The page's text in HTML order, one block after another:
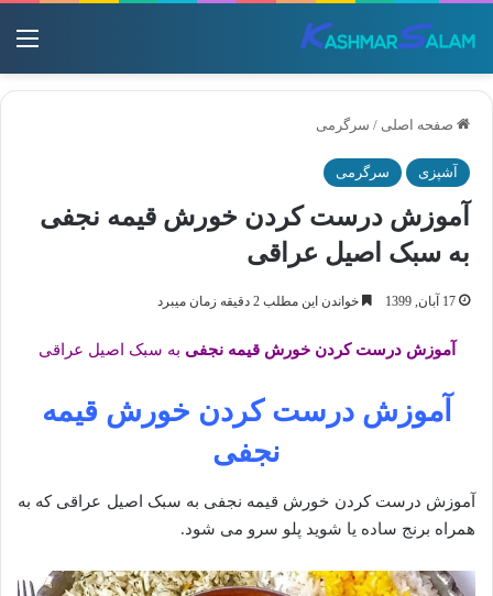
صفحه اصلی / سرگرمی
آشپزی سرگرمی
آموزش درست کردن خورش قیمه نجفی
به سبک اصیل عراقی
17 آبان, 1399 خواندن این مطلب 2 دقیقه زمان میبرد
آموزش درست کردن خورش قیمه نجفی به سبک اصیل عراقی
آموزش درست کردن خورش قیمه
نجفی
آموزش درست کردن خورش قیمه نجفی به سبک اصیل عراقی که به
همراه برنج ساده یا شوید پلو سرو می شود.